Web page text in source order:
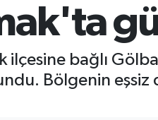
ilçesine bağlı
Bölgenin eşsiz